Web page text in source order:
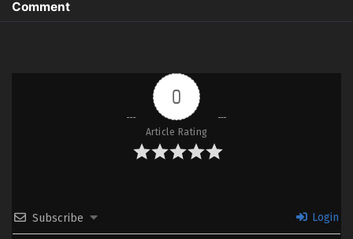
Comment
0
Article Rating
Subscribe Login